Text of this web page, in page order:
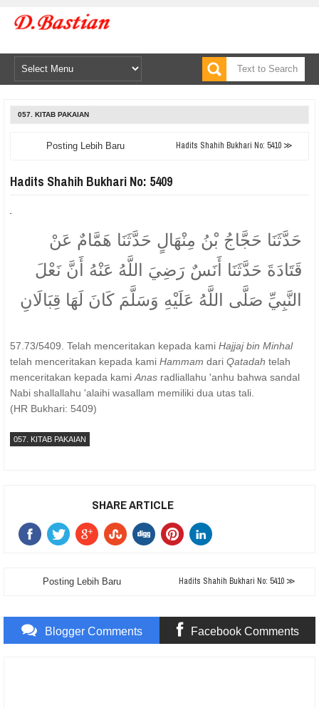
057. KITAB PAKAIAN
Posting Lebih Baru Hadits Shahih Bukhari No: 5410 ≫
Hadits Shahih Bukhari No: 5409
حَدَّثَنَا حَجَّاجُ بْنُ مِنْهَالٍ حَدَّثَنَا هَمَّامٌ عَنْ
قَتَادَةَ حَدَّثَنَا أَنَسٌ رَضِيَ اللَّهُ عَنْهُ أَنَّ نَعْلَ
النَّبِيِّ صَلَّى اللَّهُ عَلَيْهِ وَسَلَّمَ كَانَ لَهَا قِبَالَانِ
57.73/5409. Telah menceritakan kepada kami Hajjaj bin Minhal
telah menceritakan kepada kami Hammam dari Qatadah telah
menceritakan kepada kami Anas radliallahu 'anhu bahwa sandal
Nabi shallallahu 'alaihi wasallam memiliki dua utas tali.
(HR Bukhari: 5409)
057. KITAB PAKAIAN
SHARE ARTICLE
Posting Lebih Baru Hadits Shahih Bukhari No: 5410 ≫
Blogger Comments Facebook Comments